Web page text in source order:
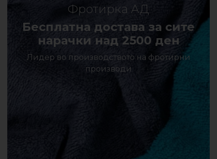
Фротирка АД
Бесплатна достава за сите
нарачки над 2500 ден
Лидер во производството на фротирни
производи